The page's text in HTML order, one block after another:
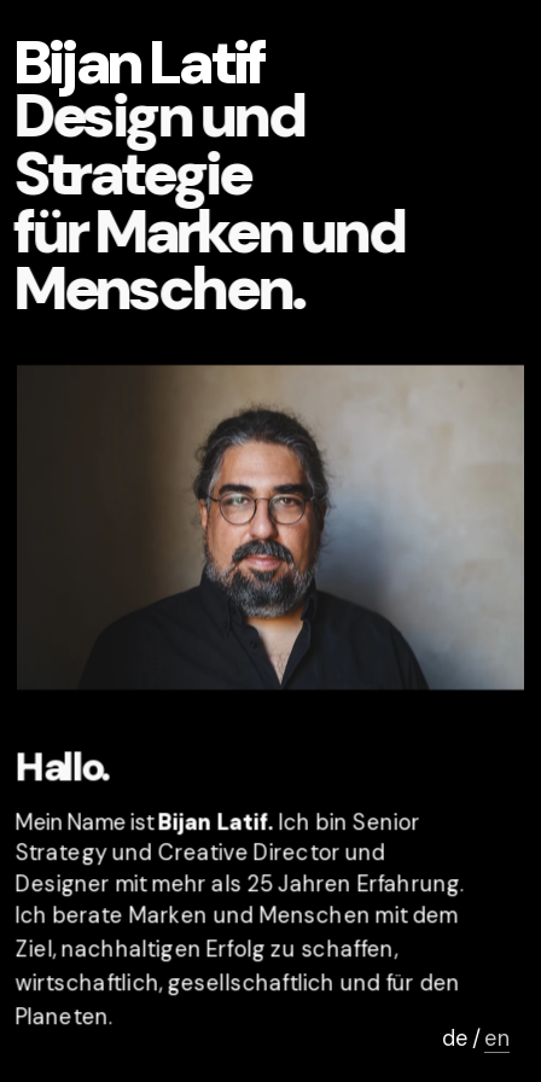
de / en
Bijan Latif
Design und
Strategie
für Marken und
Menschen.
Hallo.
Mein Name ist Bijan Latif. Ich bin Senior
Strategy und Creative Director und
Designer mit mehr als 25 Jahren Erfahrung.
Ich berate Marken und Menschen mit dem
Ziel, nachhaltigen Erfolg zu schaffen,
wirtschaftlich, gesellschaftlich und für den
Planeten.